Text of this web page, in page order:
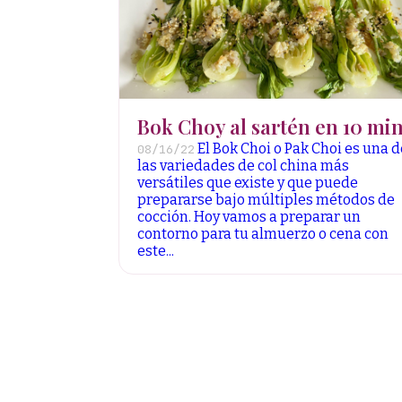
Bok Choy al sartén en 10
08/16/22 El Bok Choi o Pak Choi es una
las variedades de col china más
versátiles que existe y que puede
prepararse bajo múltiples métodos de
cocción. Hoy vamos a preparar un
contorno para tu almuerzo o cena con
este...